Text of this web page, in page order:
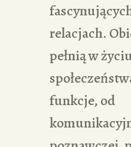
relacjach.
pełnią w
funkcje, od